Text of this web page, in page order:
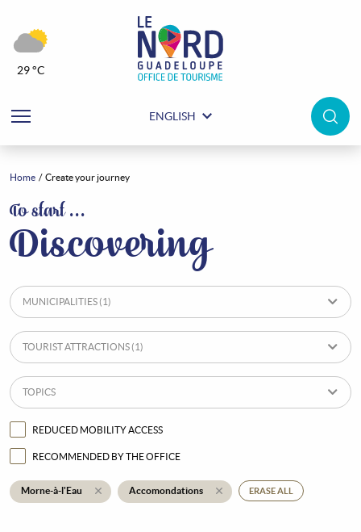
ENGLISH
29 °C
Home Create your journey
Create your journey
To start …
Discovering
MUNICIPALITIES (1)
TOURIST ATTRACTIONS (1)
TOPICS
REDUCED MOBILITY ACCESS
RECOMMENDED BY THE OFFICE
Morne-à-l'Eau Accomondations ERASE ALL